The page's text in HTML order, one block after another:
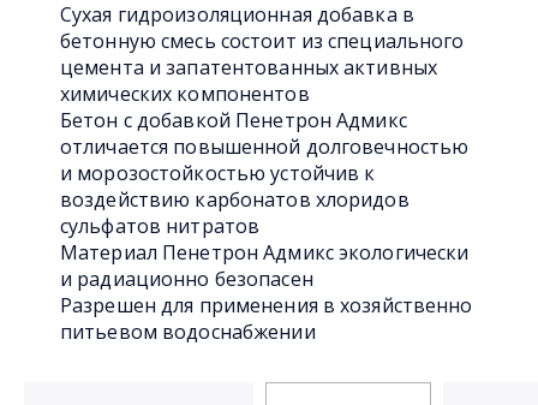
Сухая гидроизоляционная добавка в
бетонную смесь состоит из специального
цемента и запатентованных активных
химических компонентов
Бетон с добавкой Пенетрон Адмикс
отличается повышенной долговечностью
и морозостойкостью устойчив к
воздействию карбонатов хлоридов
сульфатов нитратов
Материал Пенетрон Адмикс экологически
и радиационно безопасен
Разрешен для применения в хозяйственно
питьевом водоснабжении